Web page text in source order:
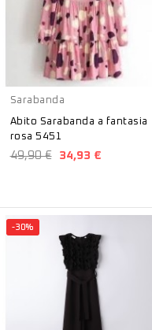
Sarabanda
Abito Sarabanda a fantasia
rosa 5451
49,90 € 34,93 €
-30%